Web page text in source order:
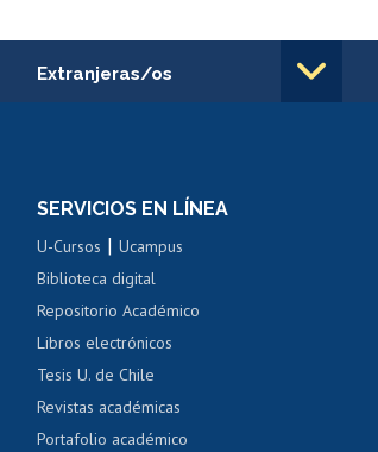
Extranjeras/os
Movilidad Estudiantil
Cursos de español
SERVICIOS EN LÍNEA
U-Cursos |Ucampus
Biblioteca digital
Repositorio Académico
Libros electrónicos
Tesis U. de Chile
Revistas académicas
Portafolio académico